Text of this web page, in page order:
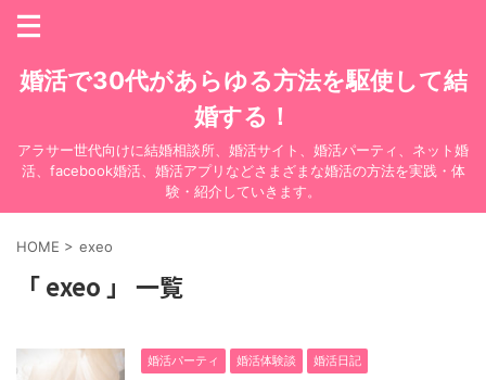
婚活で30代があらゆる方法を駆使して結
婚する！
アラサー世代向けに結婚相談所、婚活サイト、婚活パーティ、ネット婚
活、facebook婚活、婚活アプリなどさまざまな婚活の方法を実践・体
験・紹介していきます。
HOME > exeo
「 exeo 」 一覧
婚活パーティ 婚活体験談 婚活日記